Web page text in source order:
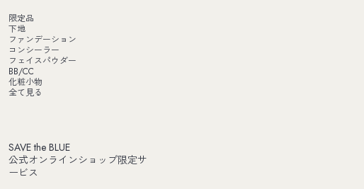
限定品
下地
ファンデーション
コンシーラー
フェイスパウダー
BB/CC
化粧小物
全て見る
SAVE the BLUE
公式オンラインショップ限定サ
ービス